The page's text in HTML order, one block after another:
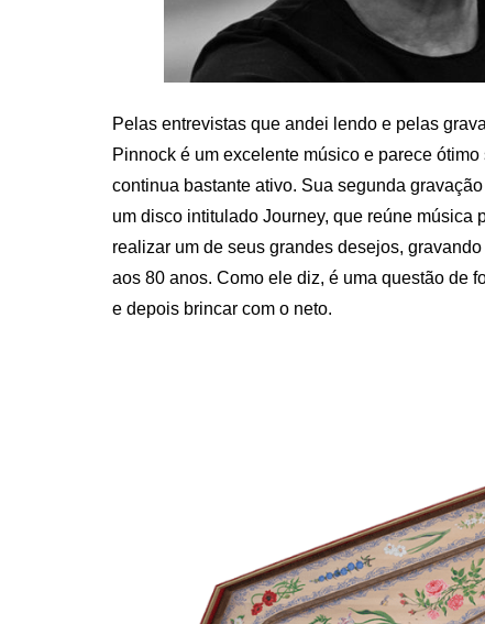
Pelas entrevistas que andei lendo e pelas
Pinnock é um excelente músico e parece
continua bastante ativo. Sua segunda
um disco intitulado Journey, que reúne
realizar um de seus grandes desejos,
aos 80 anos. Como ele diz, é uma questão de
e depois brincar com o neto.